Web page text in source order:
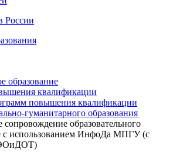
России
образование
квалификации
повышения квалификации
гуманитарного образования
образовательного
с использованием ИнфоДа МПГУ (с